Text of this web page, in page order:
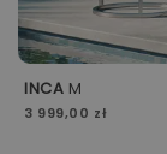
INCA M
3 999,00 zł